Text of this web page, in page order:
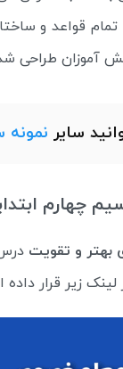
قواعد و
آموزان طراحی
سایر نمونه
چهارم
بهتر و تقویت
زیر قرار